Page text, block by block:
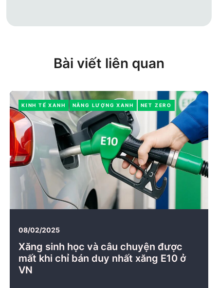
Bài viết liên quan
KINH TẾ XANH NĂNG LƯỢNG XANH NET ZERO
08/02/2025
Xăng sinh học và câu chuyện được
mất khi chỉ bán duy nhất xăng E10 ở
VN